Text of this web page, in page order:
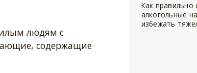
людям с
содержащие
Как правильно
алкогольные
избежать